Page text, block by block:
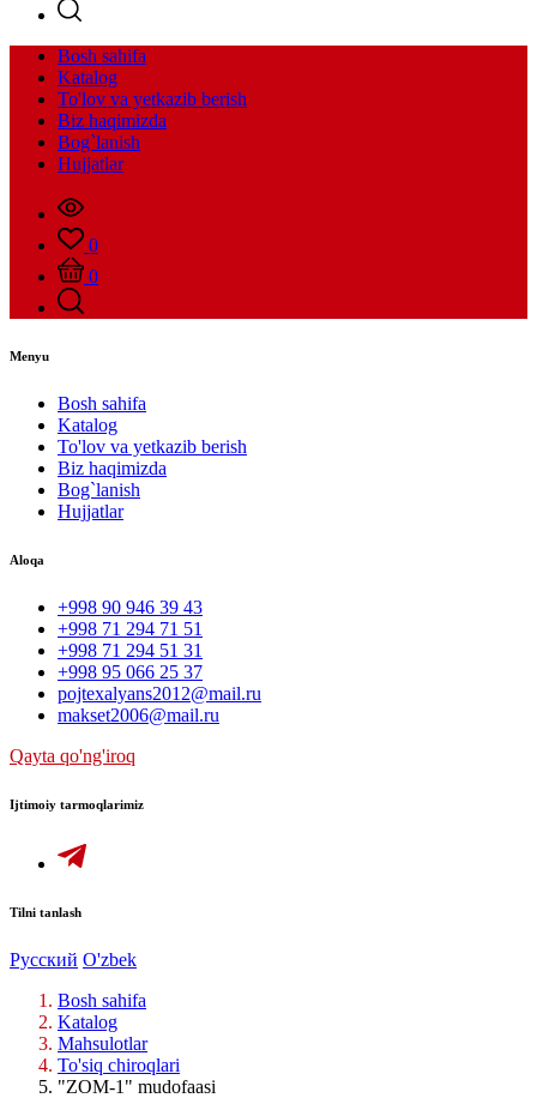
Bosh sahifa
Katalog
To'lov va yetkazib berish
Biz haqimizda
Bog`lanish
Hujjatlar
0
0
Menyu
Bosh sahifa
Katalog
To'lov va yetkazib berish
Biz haqimizda
Bog`lanish
Hujjatlar
Aloqa
+998 90 946 39 43
+998 71 294 71 51
+998 71 294 51 31
+998 95 066 25 37
pojtexalyans2012@mail.ru
makset2006@mail.ru
Qayta qo'ng'iroq
Ijtimoiy tarmoqlarimiz
Tilni tanlash
Русский O'zbek
Bosh sahifa
Katalog
Mahsulotlar
To'siq chiroqlari
"ZOM-1" mudofaasi